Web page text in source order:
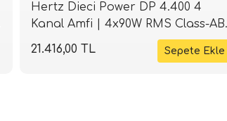
Hertz Dieci Power DP 4.400 4
Kanal Amfi | 4x90W RMS Class-
SPLHIFI
21.416,00 TL